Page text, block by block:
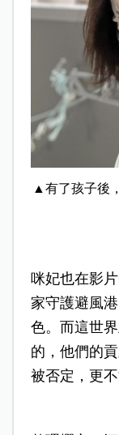
▲有了孩子後
咪妃也在影
家守護避風
色。而這世
的，他們的
被否定，更不